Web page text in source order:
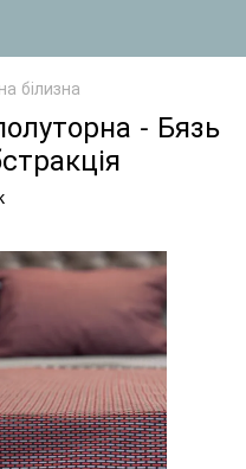
білизна
- Бязь